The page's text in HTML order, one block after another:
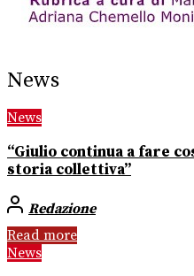
News
News
“Giulio continua a fare
storia collettiva”
Redazione
Read more
News